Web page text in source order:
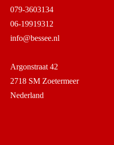
079-3603134
06-19919312
info@bessee.nl
Argonstraat 42
2718 SM Zoetermeer
Nederland